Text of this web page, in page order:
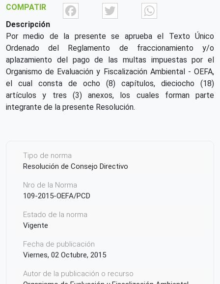
COMPATIR FacebookTwitter
Descripción
Por medio de la presente se aprueba el Texto Único
Ordenado del Reglamento de fraccionamiento y/o
aplazamiento del pago de las multas impuestas por el
Organismo de Evaluación y Fiscalización Ambiental - OEFA,
el cual consta de ocho (8) capítulos, dieciocho (18)
artículos y tres (3) anexos, los cuales forman parte
integrante de la presente Resolución.
Tipo de norma
Resolución de Consejo Directivo
Nro de la Norma
109-2015-OEFA/PCD
Estado de la norma
Vigente
Fecha de publicación
Viernes, 02 Octubre, 2015
Autor de la publicación o recurso